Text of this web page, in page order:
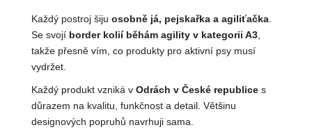
Každý postroj šiju osobně já, pejskařka a agiliťačka
Se svojí border kolií běhám agility v kategorii A3
takže přesně vím, co produkty pro aktivní psy musí
vydržet.
Každý produkt vzniká v Odrách v České republice s
důrazem na kvalitu, funkčnost a detail. Většinu
designových popruhů navrhuji sama.